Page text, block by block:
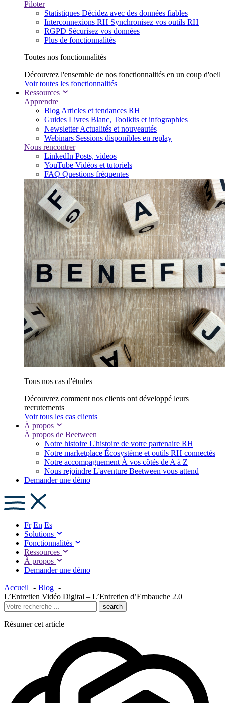
Piloter
Statistiques Décidez avec des données fiables
Interconnexions RH Synchronisez vos outils RH
RGPD Sécurisez vos données
Plus de fonctionnalités
Toutes nos fonctionnalités
Découvrez l'ensemble de nos fonctionnalités en un coup d'oeil
Voir toutes les fonctionnalités
Ressources
Apprendre
Blog Articles et tendances RH
Guides Livres Blanc, Toolkits et infographies
Newsletter Actualités et nouveautés
Webinars Sessions disponibles en replay
Nous rencontrer
LinkedIn Posts, videos
YouTube Vidéos et tutoriels
FAQ Questions fréquentes
Tous nos cas d'études
Découvrez comment nos clients ont développé leurs
recrutements
Voir tous les cas clients
À propos
À propos de Beetween
Notre histoire L'histoire de votre partenaire RH
Notre marketplace Écosystème et outils RH connectés
Notre accompagnement À vos côtés de A à Z
Nous rejoindre L'aventure Beetween vous attend
Demander une démo
Fr En Es
Solutions
Fonctionnalités
Ressources
À propos
Demander une démo
Accueil
Blog
L’Entretien Vidéo Digital – L’Entretien d’Embauche 2.0
search
Résumer cet article